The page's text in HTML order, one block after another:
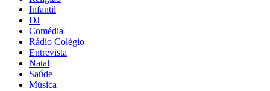
Infantil
DJ
Comédia
Rádio Colégio
Entrevista
Natal
Saúde
Música